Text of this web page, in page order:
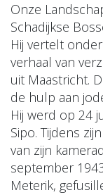
Onze
Schadijkse
Hij vertelt
verhaal van
uit Maastricht.
de hulp aan
Hij werd op 24
Sipo. Tijdens
van zijn
september
Meterik,